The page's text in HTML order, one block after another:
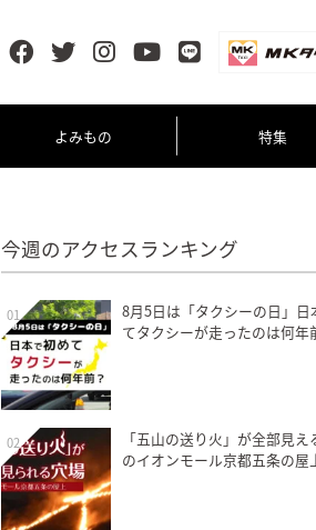
よみもの 特集
今週のアクセスランキング
01
8月5日は「タクシーの日」日
てタクシーが走ったのは何年
02
「五山の送り火」が全部見え
のイオンモール京都五条の屋